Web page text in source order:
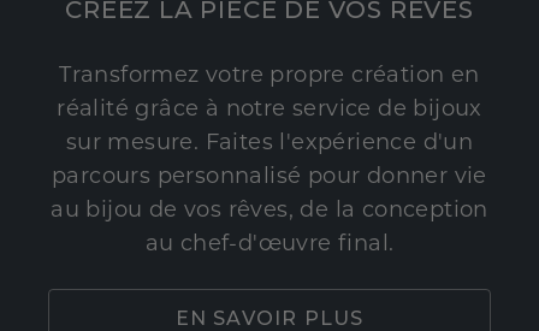
CRÉEZ LA PIÈCE DE VOS RÊVES
Transformez votre propre création en
réalité grâce à notre service de bijoux
sur mesure. Faites l'expérience d'un
parcours personnalisé pour donner vie
au bijou de vos rêves, de la conception
au chef-d'œuvre final.
EN SAVOIR PLUS